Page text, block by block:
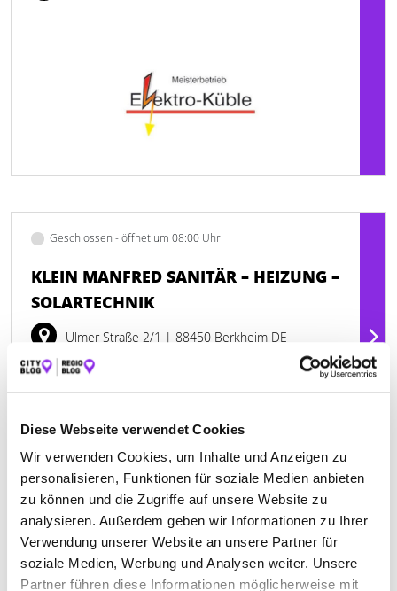
Diese Webseite verwendet Cookies
Wir verwenden Cookies, um Inhalte und Anzeigen zu
personalisieren, Funktionen für soziale Medien anbieten
zu können und die Zugriffe auf unsere Website zu
analysieren. Außerdem geben wir Informationen zu Ihrer
Verwendung unserer Website an unsere Partner für
soziale Medien, Werbung und Analysen weiter. Unsere
Partner führen diese Informationen möglicherweise mit
Geschlossen - öffnet um 08:00 Uhr
KLEIN MANFRED SANITÄR – HEIZUNG –
SOLARTECHNIK
Ulmer Straße 2/1 | 88450 Berkheim DE
+497354936825
Keine Öffnungszeiten angegeben
LAITENBERGER ERNST GLASEREI